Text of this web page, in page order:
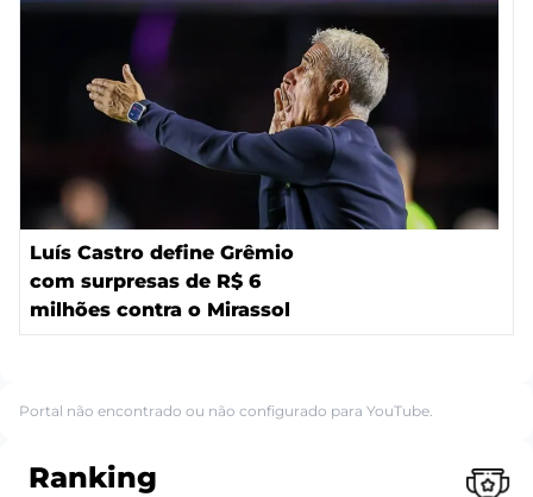
Luís Castro define Grêmio
com surpresas de R$ 6
milhões contra o Mirassol
Portal não encontrado ou não configurado para YouTube.
Ranking